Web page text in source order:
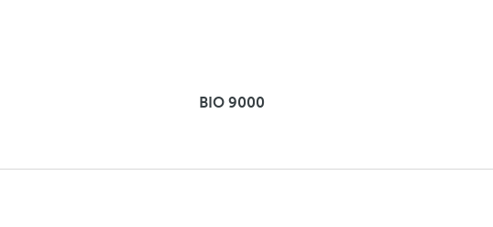
BIO 9000